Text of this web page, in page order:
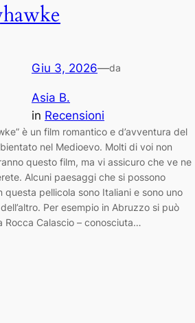
Giu 3, 2026—da
Asia B.
in Recensioni
è un film romantico e d’avventura del
nel Medioevo. Molti di voi non
questo film, ma vi assicuro che ve ne
Alcuni paesaggi che si possono
questa pellicola sono Italiani e sono uno
Per esempio in Abruzzo si può
Rocca Calascio – conosciuta…